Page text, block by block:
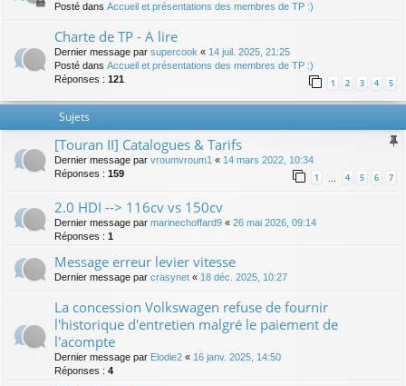
Posté dans Accueil et présentations des membres de TP :)
Charte de TP - A lire
Dernier message par supercook « 14 juil. 2025, 21:25
Posté dans Accueil et présentations des membres de TP :)
Réponses : 121 1 2 3 4 5
Sujets
[Touran II] Catalogues & Tarifs
Dernier message par vroumvroum1 « 14 mars 2022, 10:34
Réponses : 159 1 … 4 5 6 7
2.0 HDI --> 116cv vs 150cv
Dernier message par marinechoffard9 « 26 mai 2026, 09:14
Réponses : 1
Message erreur levier vitesse
Dernier message par crasynet « 18 déc. 2025, 10:27
La concession Volkswagen refuse de fournir
l'historique d'entretien malgré le paiement de
l'acompte
Dernier message par Elodie2 « 16 janv. 2025, 14:50
Réponses : 4